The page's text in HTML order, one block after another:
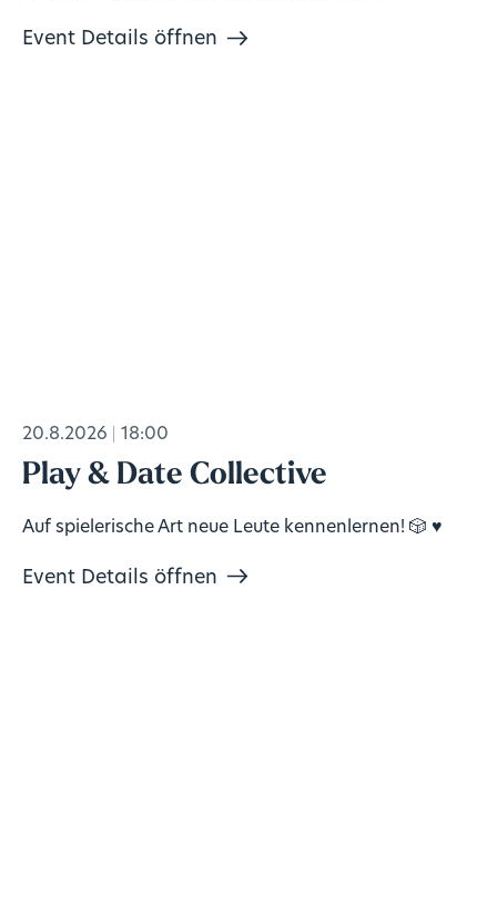
Event Details öffnen
20.8.2026 18:00
Play & Date Collective
Auf spielerische Art neue Leute kennenlernen! 🎲 ♥️
Event Details öffnen